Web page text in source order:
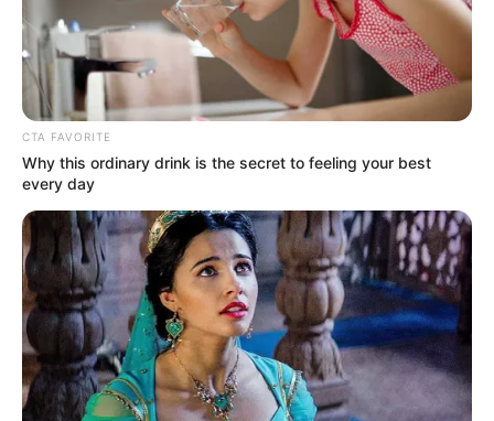
CTA FAVORITE
Why this ordinary drink is the secret to feeling your best
every day